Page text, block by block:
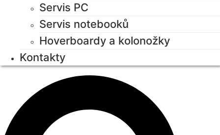
Servis PC
Servis notebooků
Hoverboardy a kolonožky
Kontakty